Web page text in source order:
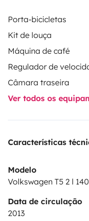
Porta-bicicletas
Kit de louça
Máquina de café
Câmara traseira
Ver todos os
Características
Modelo
Volkswagen T5 2 l
Data de circulação
2013